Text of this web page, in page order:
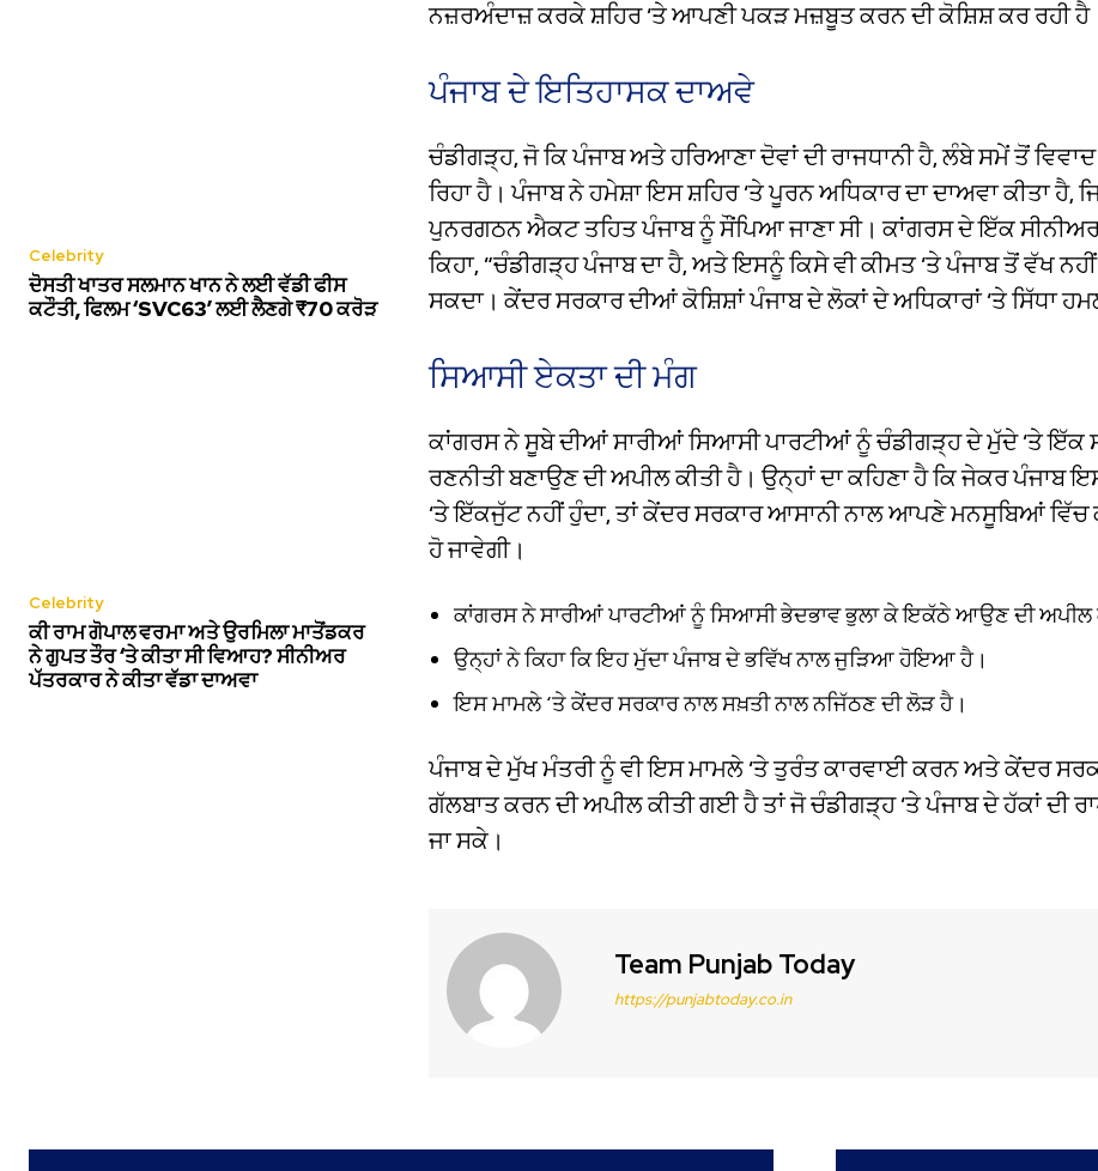
Celebrity
ਦੋਸਤੀ ਖਾਤਰ ਸਲਮਾਨ ਖਾਨ ਨੇ ਲਈ ਵੱਡੀ ਫੀਸ
ਕਟੌਤੀ, ਫਿਲਮ ‘SVC63’ ਲਈ ਲੈਣਗੇ ₹70 ਕਰੋੜ
Celebrity
ਕੀ ਰਾਮ ਗੋਪਾਲ ਵਰਮਾ ਅਤੇ ਉਰਮਿਲਾ ਮਾਤੋਂਡਕਰ
ਨੇ ਗੁਪਤ ਤੌਰ ‘ਤੇ ਕੀਤਾ ਸੀ ਵਿਆਹ? ਸੀਨੀਅਰ
ਪੱਤਰਕਾਰ ਨੇ ਕੀਤਾ ਵੱਡਾ ਦਾਅਵਾ
ਨਜ਼ਰਅੰਦਾਜ਼ ਕਰਕੇ ਸ਼ਹਿਰ ‘ਤੇ ਆਪਣੀ ਪਕੜ ਮਜ਼ਬੂਤ ​​ਕਰਨ ਦੀ ਕੋਸ਼ਿਸ਼ ਕਰ ਰਹੀ
ਪੰਜਾਬ ਦੇ ਇਤਿਹਾਸਕ ਦਾਅਵੇ
ਚੰਡੀਗੜ੍ਹ, ਜੋ ਕਿ ਪੰਜਾਬ ਅਤੇ ਹਰਿਆਣਾ ਦੋਵਾਂ ਦੀ ਰਾਜਧਾਨੀ ਹੈ, ਲੰਬੇ ਸਮੇਂ ਤੋਂ ਵਿਵਾਦ
ਰਿਹਾ ਹੈ। ਪੰਜਾਬ ਨੇ ਹਮੇਸ਼ਾ ਇਸ ਸ਼ਹਿਰ ‘ਤੇ ਪੂਰਨ ਅਧਿਕਾਰ ਦਾ ਦਾਅਵਾ ਕੀਤਾ ਹੈ,
ਪੁਨਰਗਠਨ ਐਕਟ ਤਹਿਤ ਪੰਜਾਬ ਨੂੰ ਸੌਂਪਿਆ ਜਾਣਾ ਸੀ। ਕਾਂਗਰਸ ਦੇ ਇੱਕ
ਕਿਹਾ, “ਚੰਡੀਗੜ੍ਹ ਪੰਜਾਬ ਦਾ ਹੈ, ਅਤੇ ਇਸਨੂੰ ਕਿਸੇ ਵੀ ਕੀਮਤ ‘ਤੇ ਪੰਜਾਬ ਤੋਂ ਵੱਖ ਨਹੀਂ
ਸਕਦਾ। ਕੇਂਦਰ ਸਰਕਾਰ ਦੀਆਂ ਕੋਸ਼ਿਸ਼ਾਂ ਪੰਜਾਬ ਦੇ ਲੋਕਾਂ ਦੇ ਅਧਿਕਾਰਾਂ ‘ਤੇ ਸਿੱਧਾ
ਸਿਆਸੀ ਏਕਤਾ ਦੀ ਮੰਗ
ਕਾਂਗਰਸ ਨੇ ਸੂਬੇ ਦੀਆਂ ਸਾਰੀਆਂ ਸਿਆਸੀ ਪਾਰਟੀਆਂ ਨੂੰ ਚੰਡੀਗੜ੍ਹ ਦੇ ਮੁੱਦੇ ‘ਤੇ ਇੱਕ
ਰਣਨੀਤੀ ਬਣਾਉਣ ਦੀ ਅਪੀਲ ਕੀਤੀ ਹੈ। ਉਨ੍ਹਾਂ ਦਾ ਕਹਿਣਾ ਹੈ ਕਿ ਜੇਕਰ ਪੰਜਾਬ
‘ਤੇ ਇੱਕਜੁੱਟ ਨਹੀਂ ਹੁੰਦਾ, ਤਾਂ ਕੇਂਦਰ ਸਰਕਾਰ ਆਸਾਨੀ ਨਾਲ ਆਪਣੇ ਮਨਸੂਬਿਆਂ ਵਿੱਚ
ਹੋ ਜਾਵੇਗੀ।
ਕਾਂਗਰਸ ਨੇ ਸਾਰੀਆਂ ਪਾਰਟੀਆਂ ਨੂੰ ਸਿਆਸੀ ਭੇਦਭਾਵ ਭੁਲਾ ਕੇ ਇਕੱਠੇ ਆਉਣ ਦੀ ਅਪੀਲ
ਉਨ੍ਹਾਂ ਨੇ ਕਿਹਾ ਕਿ ਇਹ ਮੁੱਦਾ ਪੰਜਾਬ ਦੇ ਭਵਿੱਖ ਨਾਲ ਜੁੜਿਆ ਹੋਇਆ ਹੈ।
ਇਸ ਮਾਮਲੇ ‘ਤੇ ਕੇਂਦਰ ਸਰਕਾਰ ਨਾਲ ਸਖ਼ਤੀ ਨਾਲ ਨਜਿੱਠਣ ਦੀ ਲੋੜ ਹੈ।
ਪੰਜਾਬ ਦੇ ਮੁੱਖ ਮੰਤਰੀ ਨੂੰ ਵੀ ਇਸ ਮਾਮਲੇ ‘ਤੇ ਤੁਰੰਤ ਕਾਰਵਾਈ ਕਰਨ ਅਤੇ ਕੇਂਦਰ
ਗੱਲਬਾਤ ਕਰਨ ਦੀ ਅਪੀਲ ਕੀਤੀ ਗਈ ਹੈ ਤਾਂ ਜੋ ਚੰਡੀਗੜ੍ਹ ‘ਤੇ ਪੰਜਾਬ ਦੇ ਹੱਕਾਂ ਦੀ
ਜਾ ਸਕੇ।
Team Punjab Today
https://punjabtoday.co.in